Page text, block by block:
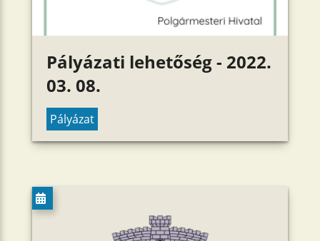
Pályázati lehetőség - 2022.
03. 08.
Pályázat